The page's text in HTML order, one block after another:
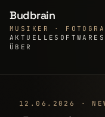
Budbrain
MUSIKER ·
AKTUELLE SOFTWARE
ÜBER
12.06.2026 ·